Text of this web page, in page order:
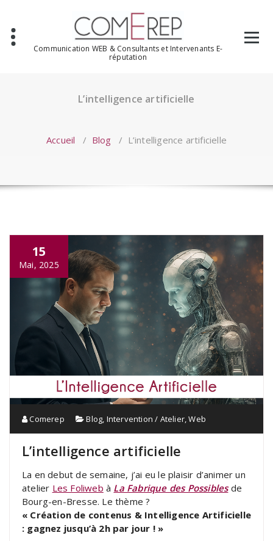
contenu
Communication WEB & Consultants et Intervenants E-
réputation
L’intelligence artificielle
Accueil / Blog / L’intelligence artificielle
15
Mai, 2025
Comerep Blog, Intervention / Atelier,Web
L’intelligence artificielle
La en debut de semaine, j’ai eu le plaisir d’animer un
atelier Les Foliweb à La Fabrique des Possiblesde
Bourg-en-Bresse. Le thème ?
« Création de contenus & Intelligence Artificielle
: gagnez jusqu’à 2h par jour ! »